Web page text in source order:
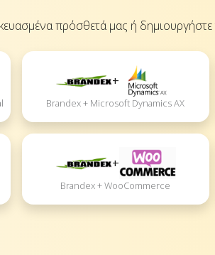
πρόσθετά μας ή δημιουργήστε
+
Brandex + Microsoft Dynamics AX
+
Brandex + WooCommerce